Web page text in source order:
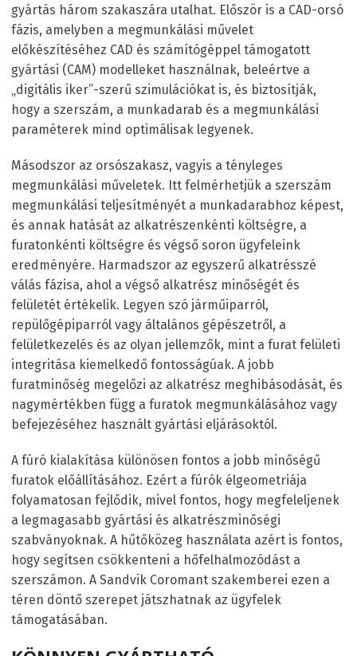
gyártás három szakaszára utalhat. Először is a CAD-orsó
fázis, amelyben a megmunkálási művelet
előkészítéséhez CAD és számítógéppel támogatott
gyártási (CAM) modelleket használnak, beleértve a
„digitális iker”-szerű szimulációkat is, és biztosítják,
hogy a szerszám, a munkadarab és a megmunkálási
paraméterek mind optimálisak legyenek.
Másodszor az orsószakasz, vagyis a tényleges
megmunkálási műveletek. Itt felmérhetjük a szerszám
megmunkálási teljesítményét a munkadarabhoz képest,
és annak hatását az alkatrészenkénti költségre, a
furatonkénti költségre és végső soron ügyfeleink
eredményére. Harmadszor az egyszerű alkatrésszé
válás fázisa, ahol a végső alkatrész minőségét és
felületét értékelik. Legyen szó járműiparról,
repülőgépiparról vagy általános gépészetről, a
felületkezelés és az olyan jellemzők, mint a furat felületi
integritása kiemelkedő fontosságúak. A jobb
furatminőség megelőzi az alkatrész meghibásodását, és
nagymértékben függ a furatok megmunkálásához vagy
befejezéséhez használt gyártási eljárásoktól.
A fúró kialakítása különösen fontos a jobb minőségű
furatok előállításához. Ezért a fúrók élgeometriája
folyamatosan fejlődik, mivel fontos, hogy megfeleljenek
a legmagasabb gyártási és alkatrészminőségi
szabványoknak. A hűtőközeg használata azért is fontos,
hogy segítsen csökkenteni a hőfelhalmozódást a
szerszámon. A Sandvik Coromant szakemberei ezen a
téren döntő szerepet játszhatnak az ügyfelek
támogatásában.